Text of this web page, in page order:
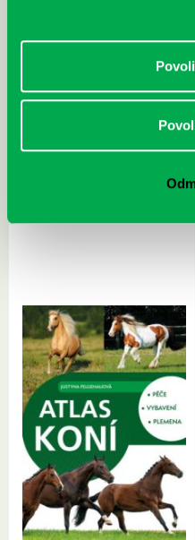
Sprievodca po hviezdnej oblohe